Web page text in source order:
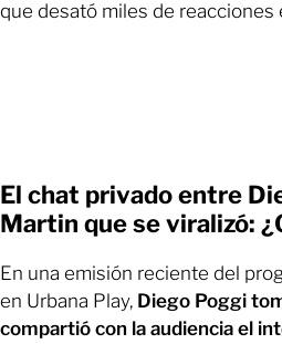
que desató miles de reacciones
El chat privado entre
Martin que se viralizó:
En una emisión reciente del
en Urbana Play, Diego Poggi
compartió con la audiencia el